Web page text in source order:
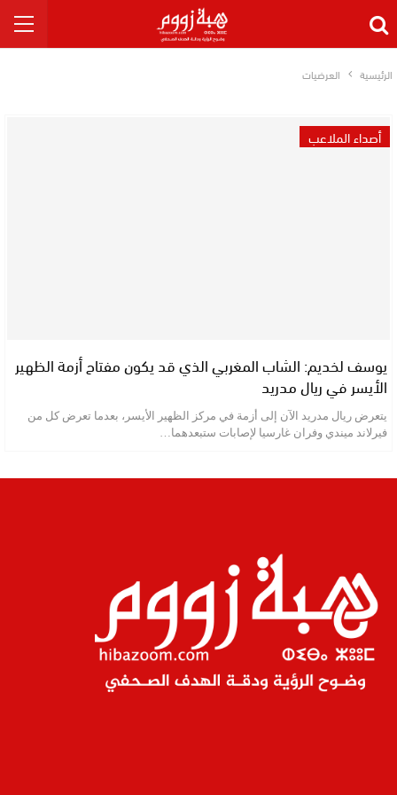
الرئيسية العرضيات
أصداء الملاعب
يوسف لخديم: الشاب المغربي الذي قد يكون مفتاح أزمة الظهير
الأيسر في ريال مدريد
يتعرض ريال مدريد الآن إلى أزمة في مركز الظهير الأيسر، بعدما تعرض كل من
فيرلاند ميندي وفران غارسيا لإصابات ستبعدهما…